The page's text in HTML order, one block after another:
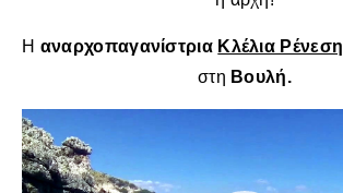
Η αναρχοπαγανίστρια Κλέλια Ρένεση
στη Βουλή.
Πρόγραμμα
Αναπαραγωγής
Βίντεο